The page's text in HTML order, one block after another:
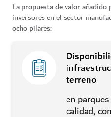
La propuesta de valor añadido
inversores en el sector
ocho pilares:
terreno
en
calidad,